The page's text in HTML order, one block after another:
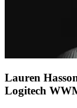
Lauren
Logitech